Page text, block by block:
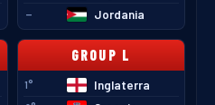
— Jordania
GROUP L
1° Inglaterra